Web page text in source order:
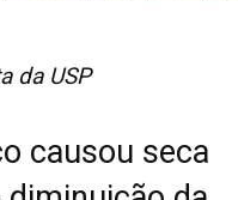
da USP
causou seca